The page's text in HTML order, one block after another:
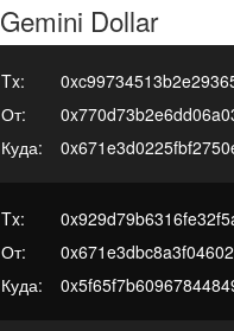
Gemini Dollar
Tx:
От:
Куда:
Tx:
От:
Куда: